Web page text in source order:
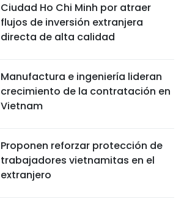
Ciudad Ho Chi Minh por atraer
flujos de inversión extranjera
directa de alta calidad
Manufactura e ingeniería lideran
crecimiento de la contratación en
Vietnam
Proponen reforzar protección de
trabajadores vietnamitas en el
extranjero